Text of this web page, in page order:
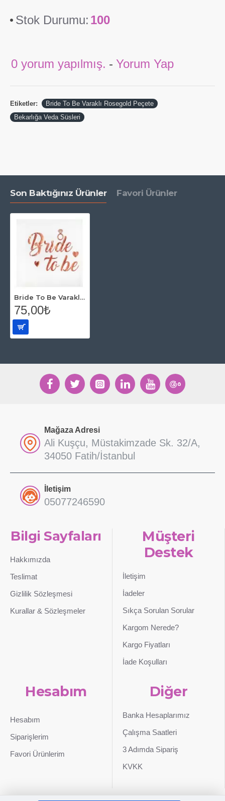
Stok Durumu: 100
0 yorum yapılmış. - Yorum Yap
Etiketler:
Bride To Be Varaklı Rosegold Peçete
Bekarlığa Veda Süsleri
Son Baktığınız Ürünler Favori Ürünler
Bride To Be Varaklı Rosegold Peçete
75,00₺
Mağaza Adresi
Ali Kuşçu, Müstakimzade Sk. 32/A,
34050 Fatih/İstanbul
İletişim
05077246590
Bilgi Sayfaları
Hakkımızda
Teslimat
Gizlilik Sözleşmesi
Kurallar & Sözleşmeler
Müşteri
Destek
İletişim
İadeler
Sıkça Sorulan Sorular
Kargom Nerede?
Kargo Fiyatları
İade Koşulları
Hesabım
Hesabım
Siparişlerim
Favori Ürünlerim
Diğer
Banka Hesaplarımız
Çalışma Saatleri
3 Adımda Sipariş
KVKK